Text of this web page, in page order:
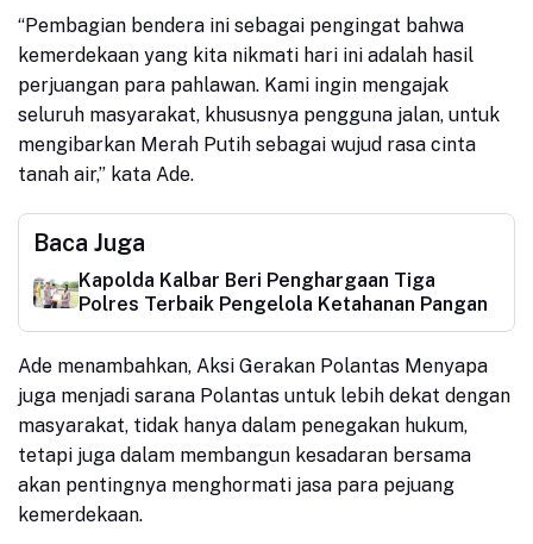
“Pembagian bendera ini sebagai pengingat bahwa
kemerdekaan yang kita nikmati hari ini adalah hasil
perjuangan para pahlawan. Kami ingin mengajak
seluruh masyarakat, khususnya pengguna jalan, untuk
mengibarkan Merah Putih sebagai wujud rasa cinta
tanah air,” kata Ade.
Baca Juga
Kapolda Kalbar Beri Penghargaan Tiga
Polres Terbaik Pengelola Ketahanan Pangan
Ade menambahkan, Aksi Gerakan Polantas Menyapa
juga menjadi sarana Polantas untuk lebih dekat dengan
masyarakat, tidak hanya dalam penegakan hukum,
tetapi juga dalam membangun kesadaran bersama
akan pentingnya menghormati jasa para pejuang
kemerdekaan.